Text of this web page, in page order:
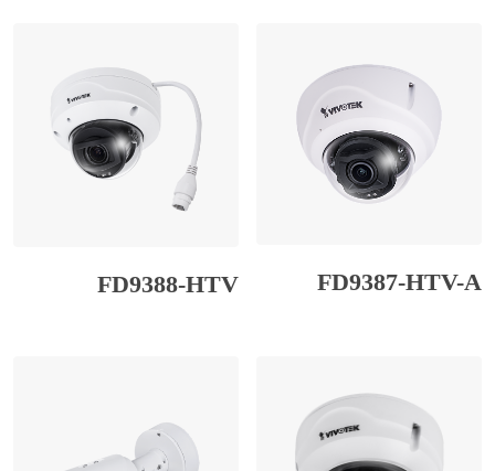
FD9387-HTV-A
FD9388-HTV